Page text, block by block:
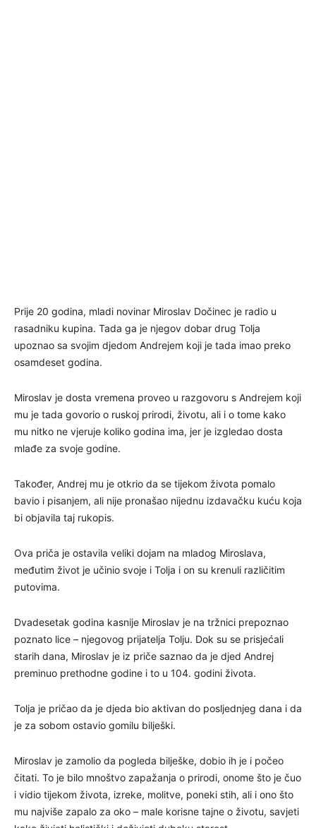
Prije 20 godina, mladi novinar Miroslav Dočinec je radio u
rasadniku kupina. Tada ga je njegov dobar drug Tolja
upoznao sa svojim djedom Andrejem koji je tada imao preko
osamdeset godina.
Miroslav je dosta vremena proveo u razgovoru s Andrejem koji
mu je tada govorio o ruskoj prirodi, životu, ali i o tome kako
mu nitko ne vjeruje koliko godina ima, jer je izgledao dosta
mlađe za svoje godine.
Također, Andrej mu je otkrio da se tijekom života pomalo
bavio i pisanjem, ali nije pronašao nijednu izdavačku kuću koja
bi objavila taj rukopis.
Ova priča je ostavila veliki dojam na mladog Miroslava,
međutim život je učinio svoje i Tolja i on su krenuli različitim
putovima.
Dvadesetak godina kasnije Miroslav je na tržnici prepoznao
poznato lice – njegovog prijatelja Tolju. Dok su se prisjećali
starih dana, Miroslav je iz priče saznao da je djed Andrej
preminuo prethodne godine i to u 104. godini života.
Tolja je pričao da je djeda bio aktivan do posljednjeg dana i da
je za sobom ostavio gomilu bilješki.
Miroslav je zamolio da pogleda bilješke, dobio ih je i počeo
čitati. To je bilo mnoštvo zapažanja o prirodi, onome što je čuo
i vidio tijekom života, izreke, molitve, poneki stih, ali i ono što
mu najviše zapalo za oko – male korisne tajne o životu, savjeti